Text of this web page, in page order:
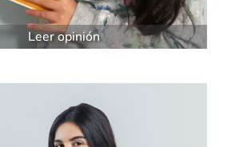
Leer opinión